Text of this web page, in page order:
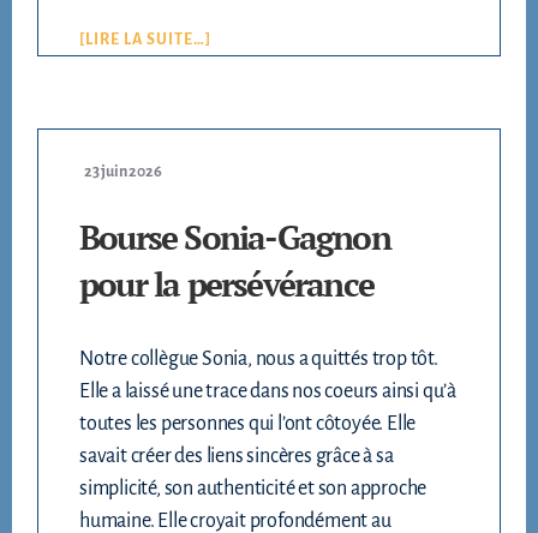
[LIRE LA SUITE…]
23 juin 2026
Bourse Sonia-Gagnon
pour la persévérance
Notre collègue Sonia, nous a quittés trop tôt.
Elle a laissé une trace dans nos coeurs ainsi qu’à
toutes les personnes qui l’ont côtoyée. Elle
savait créer des liens sincères grâce à sa
simplicité, son authenticité et son approche
humaine. Elle croyait profondément au